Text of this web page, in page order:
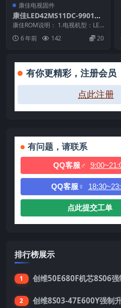
康佳电视固件
康佳LED42MS11DC-990102
43-V1.1.01原厂系统刷机电视
固件包下载
康佳ROM说明： 1.电视机型：LED
42MS11DC 2.物料号：990102...
6 年前 142 20
有你更精彩，注册会员
点此注册
有问题，请联系
QQ客服♂
QQ客服♀
点此提交工单
排行榜展示
1 创维50E680F机芯8S06
2 创维8S03-47E600Y强制